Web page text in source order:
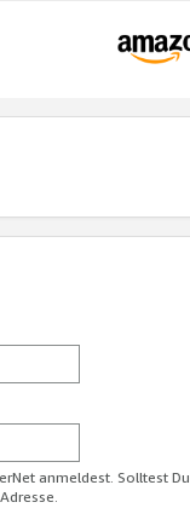
anmeldest. Solltest Du